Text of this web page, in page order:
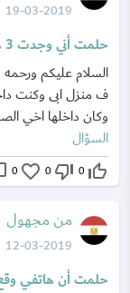
19-03-2019
حلمت أني وجدت 3 هواتف في المنام
السلام عليكم
ف منزل ابى وكنت
وكان داخلها اخي
السؤال
thumb_up_off_alt
0
thumb_down_off_alt
0
favorite_border
0
من مجهول
12-03-2019
حلمت أن هاتفي